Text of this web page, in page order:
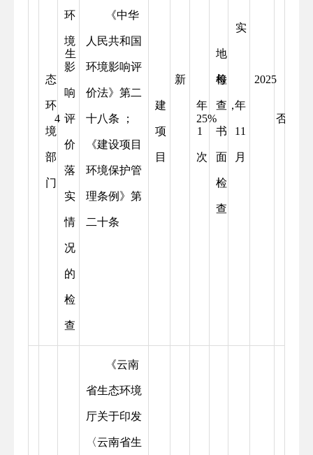
4
生
态
环
境
部
门
环
境
影
响
评
价
落
实
情
况
的
检
查
《中华
人民共和国
环境影响评
价法》第二
十八条 ；
《建设项目
环境保护管
理条例》第
二十条
新
建
项
目
25%
每
年
1
次
实
地
检
查，
书
面
检
查
2025
年
11
月
否
《云南
省生态环境
厅关于印发
〈云南省生